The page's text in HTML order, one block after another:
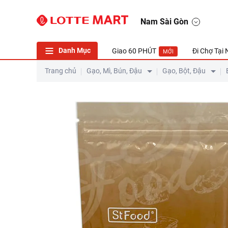
Nam Sài Gòn
Danh Mục Giao 60 PHÚT MỚI Đi Chợ Tại
Trang chủ Gạo, Mì, Bún, Đậu Gạo, Bột, Đậu